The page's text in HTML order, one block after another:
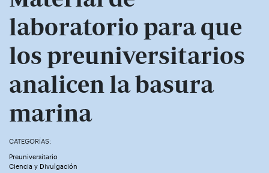
laboratorio para que
los preuniversitarios
analicen la basura
marina
CATEGORÍAS:
Preuniversitario
Ciencia y Divulgación
Estudiantes del IES Los Molinos con el material de laboratorio